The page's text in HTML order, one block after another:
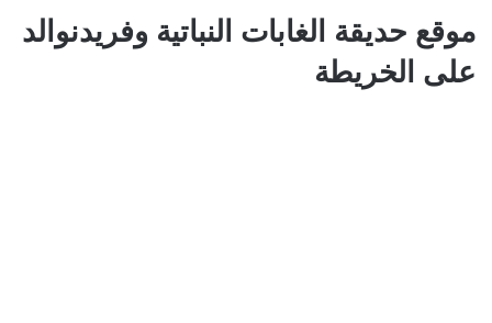
موقع حديقة الغابات النباتية وفريدنوالد
على الخريطة